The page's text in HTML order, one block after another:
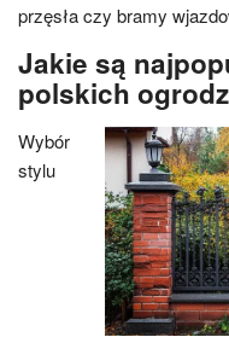
przęsła czy bramy
Jakie są
polskich
Wybór
stylu